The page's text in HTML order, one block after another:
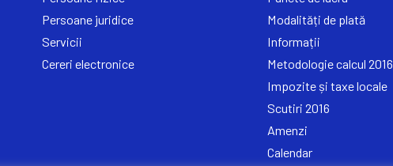
Persoane juridice
Servicii
Cereri electronice
Modalități de plată
Informații
Metodologie calcul 2016
Impozite și taxe locale
Scutiri 2016
Amenzi
Calendar